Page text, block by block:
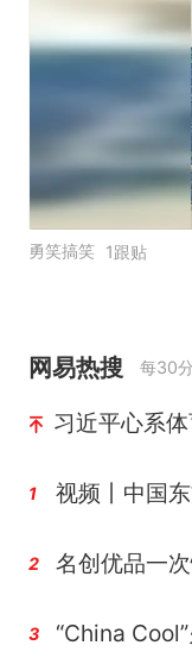
勇笑搞笑 1跟贴
网易热搜 每30
习近平心系
1
2 名创优品一
3